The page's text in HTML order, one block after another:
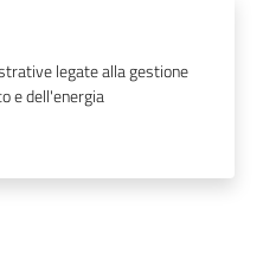
legate alla gestione
e dell'energia